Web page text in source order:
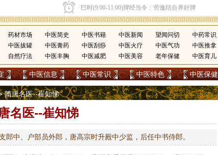
药材市场 中医简史 中医书籍 中医新闻 望闻问切 中药常识
中医拔罐 中医膏药 中医刮痧 中医火疗 中医气功 中医推拿
自然疗法 中医丰胸 中医减肥 中医美容 老年保健 中医育儿
中医信息 中医常识 中医特色 中医保健
隋唐名医--崔知悌
名医--崔知悌
中、户部员外郎，唐高宗时升殿中少监，后任中书侍郎。